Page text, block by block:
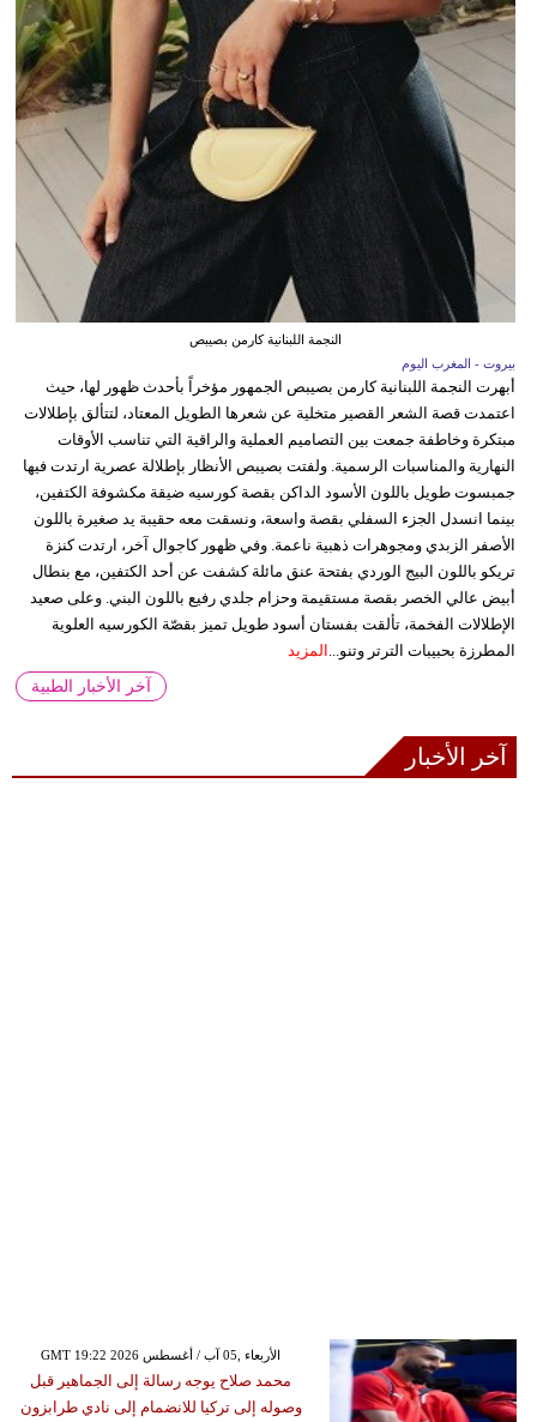
النجمة اللبنانية كارمن بصيبص
بيروت - المغرب اليوم
أبهرت النجمة اللبنانية كارمن بصيبص الجمهور مؤخراً بأحدث ظهور لها، حيث
اعتمدت قصة الشعر القصير متخلية عن شعرها الطويل المعتاد، لتتألق بإطلالات
مبتكرة وخاطفة جمعت بين التصاميم العملية والراقية التي تناسب الأوقات
النهارية والمناسبات الرسمية. ولفتت بصيبص الأنظار بإطلالة عصرية ارتدت فيها
جمبسوت طويل باللون الأسود الداكن بقصة كورسيه ضيقة مكشوفة الكتفين،
بينما انسدل الجزء السفلي بقصة واسعة، ونسقت معه حقيبة يد صغيرة باللون
الأصفر الزبدي ومجوهرات ذهبية ناعمة. وفي ظهور كاجوال آخر، ارتدت كنزة
تريكو باللون البيج الوردي بفتحة عنق مائلة كشفت عن أحد الكتفين، مع بنطال
أبيض عالي الخصر بقصة مستقيمة وحزام جلدي رفيع باللون البني. وعلى صعيد
الإطلالات الفخمة، تألقت بفستان أسود طويل تميز بقصّة الكورسيه العلوية
المطرزة بحبيبات الترتر وتنو...
المزيد
آخر الأخبار الطبية
آخر الأخبار
GMT 19:22 2026 الأربعاء ,05 آب / أغسطس
محمد صلاح يوجه رسالة إلى الجماهير قبل
وصوله إلى تركيا للانضمام إلى نادي طرابزون